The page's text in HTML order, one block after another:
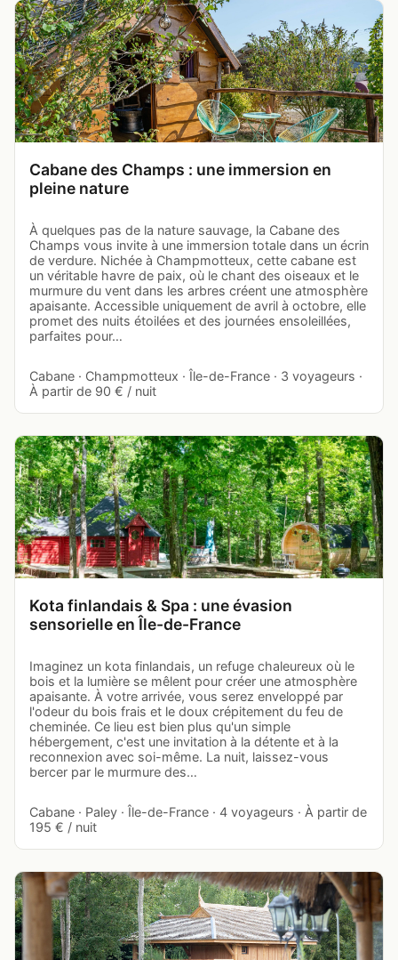
Cabane des Champs : une immersion en
pleine nature
À quelques pas de la nature sauvage, la Cabane des
Champs vous invite à une immersion totale dans un écrin
de verdure. Nichée à Champmotteux, cette cabane est
un véritable havre de paix, où le chant des oiseaux et le
murmure du vent dans les arbres créent une atmosphère
apaisante. Accessible uniquement de avril à octobre, elle
promet des nuits étoilées et des journées ensoleillées,
parfaites pour…
Cabane · Champmotteux · Île-de-France · 3 voyageurs ·
À partir de 90 € / nuit
Kota finlandais & Spa : une évasion
sensorielle en Île-de-France
Imaginez un kota finlandais, un refuge chaleureux où le
bois et la lumière se mêlent pour créer une atmosphère
apaisante. À votre arrivée, vous serez enveloppé par
l'odeur du bois frais et le doux crépitement du feu de
cheminée. Ce lieu est bien plus qu'un simple
hébergement, c'est une invitation à la détente et à la
reconnexion avec soi-même. La nuit, laissez-vous
bercer par le murmure des…
Cabane · Paley · Île-de-France · 4 voyageurs · À partir de
195 € / nuit